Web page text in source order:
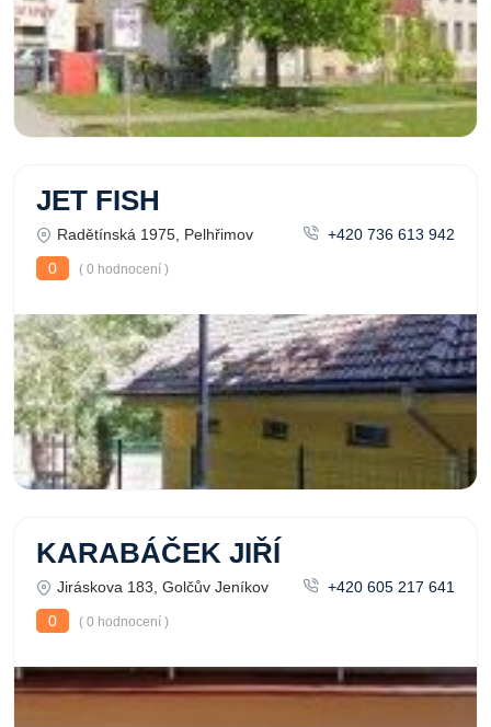
JET FISH
Radětínská 1975, Pelhřimov
+420 736 613 942
0
( 0 hodnocení )
KARABÁČEK JIŘÍ
Jiráskova 183, Golčův Jeníkov
+420 605 217 641
0
( 0 hodnocení )